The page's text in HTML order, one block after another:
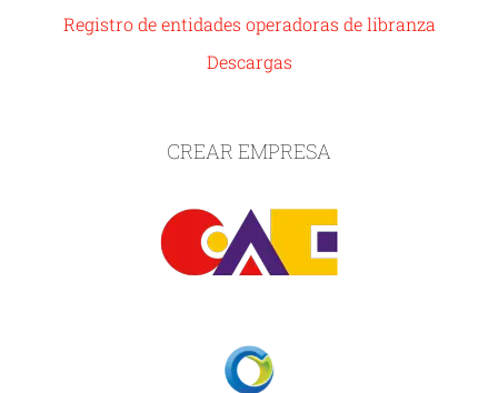
Registro de entidades operadoras de libranza
Descargas
CREAR EMPRESA